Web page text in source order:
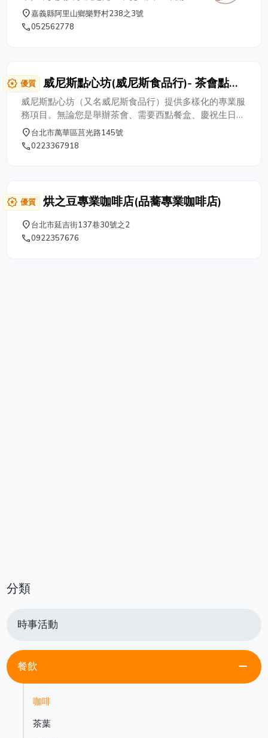
里山茶廠
始實際參與茶葉生產製造三十餘年以及農業
改良場相關課程，因而累積對茶的知識及豐
技術不斷創新、茶量倍增。 於民國97年
（西元2008年）新建立中興製茶廠，茶廠
外四面山巒連綿，空氣清新，孕育出獨特的
台灣高山靈氣，專業生產製造阿里山珠露
高山茶。 茶園位於阿里山山脈海拔高度約
1300－1500公尺的高山上。茶樹因終年雲
霧環繞，雲霧籠罩導致早晚溫差甚大、水氣
『初晨』更多資訊及購物請上官網瀏覽
▶️https://www.jstea238-3.com/ ☛ 另設有
阿里山茶米花田露營區 ✿歡迎來玩
▶️https://www.facebook.com/leye238
place嘉義縣阿里山鄉樂野村238之3號
phone052562778
award_star 優質
威尼斯點心坊(威尼斯食品行)- 茶會點心‧
西點餐盒‧生日蛋糕‧彌月蛋糕‧歐式外燴‧
中式外燴
威尼斯點心坊（又名威尼斯食品行）提供多樣化的專業服
務項目。無論您是舉辦茶會、需要西點餐盒、慶祝生日或
滿月，或是舉辦各式歐式或中式外燴、會議、中秋節等活
動，我們都能滿足您的需求。無論您是企業、公家機關、
place台北市萬華區莒光路145號
phone0223367918
award_star 優質 烘之豆專業咖啡店(品蕎專業咖啡店)
place台北市延吉街137巷30號之2
phone0922357676
分類
時事活動
餐飲 remove
咖啡
茶葉